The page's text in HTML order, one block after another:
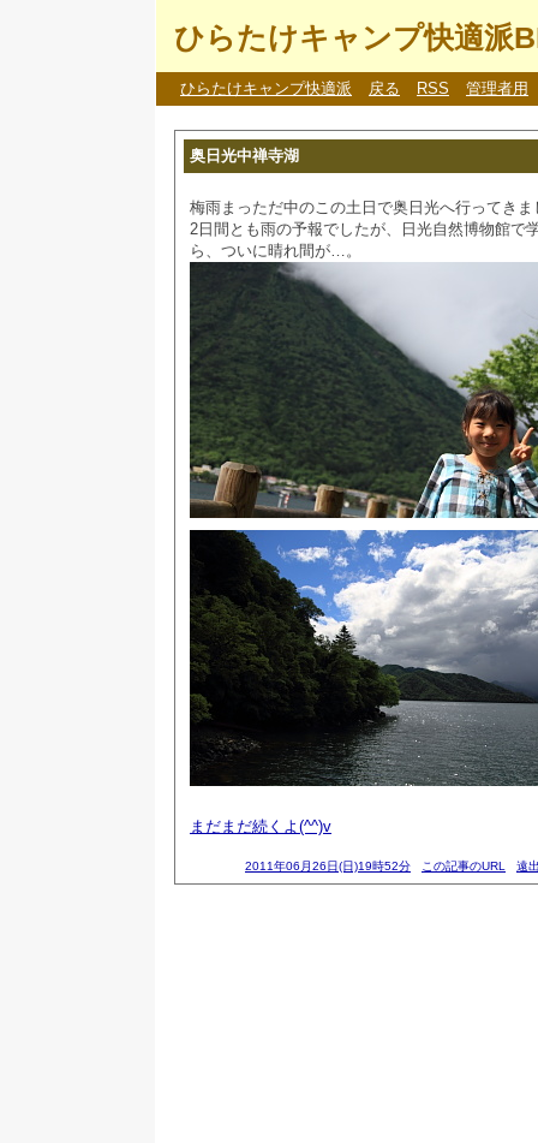
ひらたけキャンプ快適派
ひらたけキャンプ快適派 戻る RSS 管理者用
奥日光中禅寺湖
梅雨まっただ中のこの土日で奥日光へ行ってきま
2日間とも雨の予報でしたが、日光自然博物館で
ら、ついに晴れ間が…。
まだまだ続くよ(^^)v
2011年06月26日(日)19時52分 この記事のURL 遠